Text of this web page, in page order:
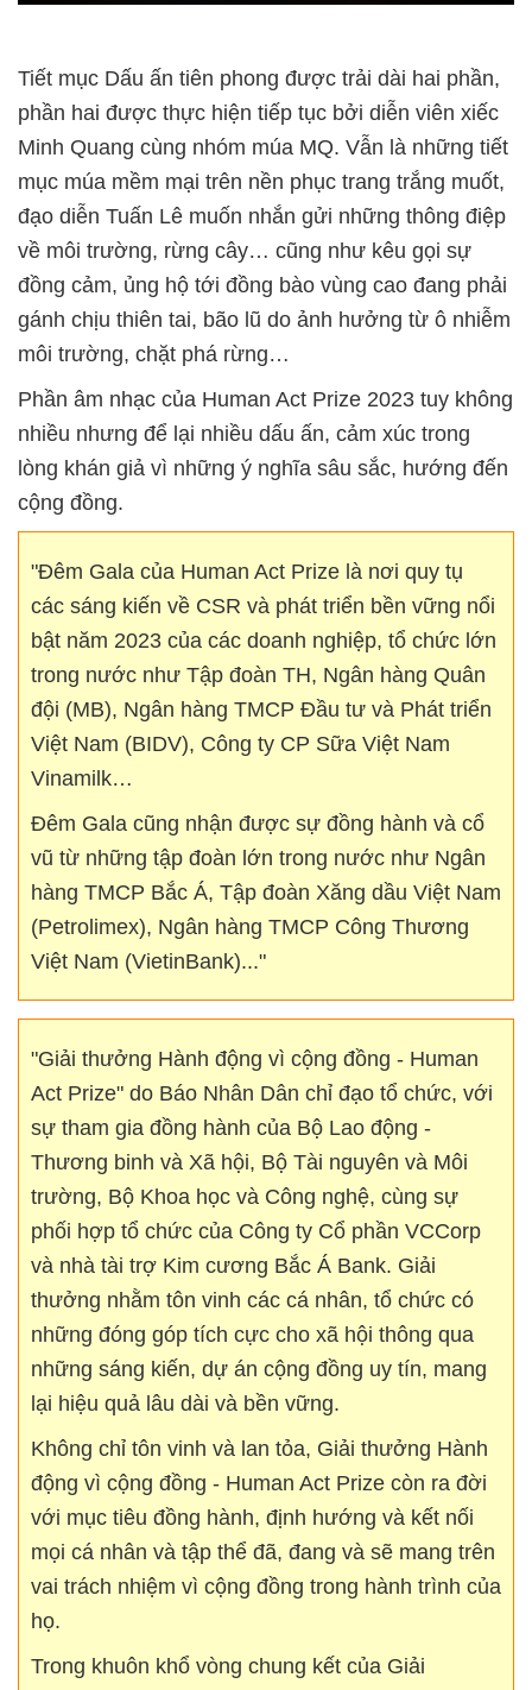
Tiết mục Dấu ấn tiên phong được trải dài hai phần,
phần hai được thực hiện tiếp tục bởi diễn viên xiếc
Minh Quang cùng nhóm múa MQ. Vẫn là những tiết
mục múa mềm mại trên nền phục trang trắng muốt,
đạo diễn Tuấn Lê muốn nhắn gửi những thông điệp
về môi trường, rừng cây… cũng như kêu gọi sự
đồng cảm, ủng hộ tới đồng bào vùng cao đang phải
gánh chịu thiên tai, bão lũ do ảnh hưởng từ ô nhiễm
môi trường, chặt phá rừng…
Phần âm nhạc của Human Act Prize 2023 tuy không
nhiều nhưng để lại nhiều dấu ấn, cảm xúc trong
lòng khán giả vì những ý nghĩa sâu sắc, hướng đến
cộng đồng.
"Đêm Gala của Human Act Prize là nơi quy tụ
các sáng kiến về CSR và phát triển bền vững nổi
bật năm 2023 của các doanh nghiệp, tổ chức lớn
trong nước như Tập đoàn TH, Ngân hàng Quân
đội (MB), Ngân hàng TMCP Đầu tư và Phát triển
Việt Nam (BIDV), Công ty CP Sữa Việt Nam
Vinamilk…
Đêm Gala cũng nhận được sự đồng hành và cổ
vũ từ những tập đoàn lớn trong nước như Ngân
hàng TMCP Bắc Á, Tập đoàn Xăng dầu Việt Nam
(Petrolimex), Ngân hàng TMCP Công Thương
Việt Nam (VietinBank)..."
"Giải thưởng Hành động vì cộng đồng - Human
Act Prize" do Báo Nhân Dân chỉ đạo tổ chức, với
sự tham gia đồng hành của Bộ Lao động -
Thương binh và Xã hội, Bộ Tài nguyên và Môi
trường, Bộ Khoa học và Công nghệ, cùng sự
phối hợp tổ chức của Công ty Cổ phần VCCorp
và nhà tài trợ Kim cương Bắc Á Bank. Giải
thưởng nhằm tôn vinh các cá nhân, tổ chức có
những đóng góp tích cực cho xã hội thông qua
những sáng kiến, dự án cộng đồng uy tín, mang
lại hiệu quả lâu dài và bền vững.
Không chỉ tôn vinh và lan tỏa, Giải thưởng Hành
động vì cộng đồng - Human Act Prize còn ra đời
với mục tiêu đồng hành, định hướng và kết nối
mọi cá nhân và tập thể đã, đang và sẽ mang trên
vai trách nhiệm vì cộng đồng trong hành trình của
họ.
Trong khuôn khổ vòng chung kết của Giải